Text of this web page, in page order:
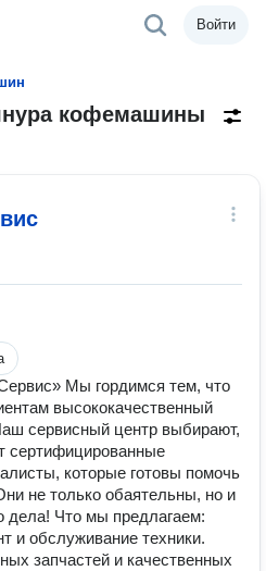
Войти
кофемашины
Мы гордимся тем, что
высококачественный
сервисный центр выбирают,
сертифицированные
которые готовы помочь
не только обаятельны, но и
дела! Что мы предлагаем:
и обслуживание техники.
запчастей и качественных